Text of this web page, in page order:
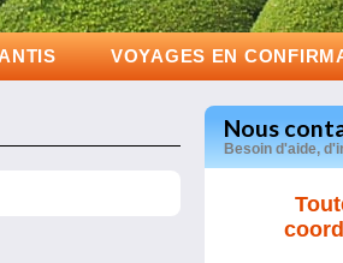
VOYAGES EN
Nous
Besoin d'aide,